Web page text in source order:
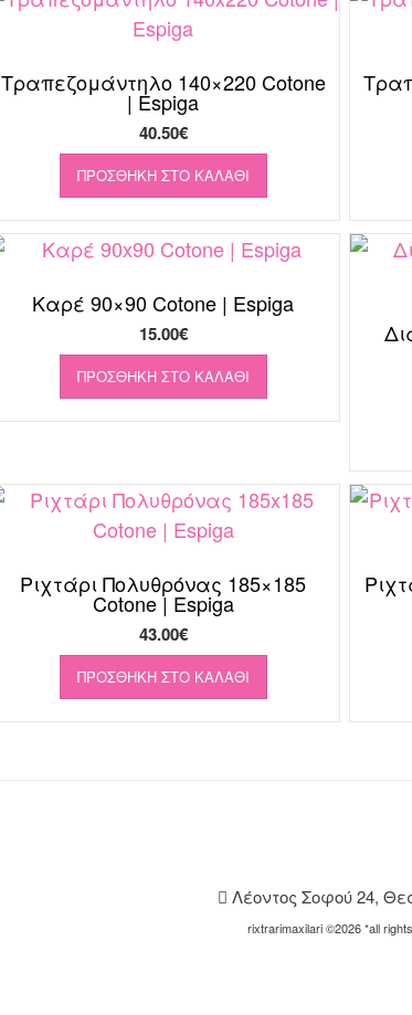
Τραπεζομάντηλο 140×220 Cotone
| Espiga
40.50€
ΠΡΟΣΘΉΚΗ ΣΤΟ ΚΑΛΆΘΙ
Καρέ 90×90 Cotone | Espiga
15.00€
ΠΡΟΣΘΉΚΗ ΣΤΟ ΚΑΛΆΘΙ
Ριχτάρι Πολυθρόνας 185×185
Cotone | Espiga
43.00€
ΠΡΟΣΘΉΚΗ ΣΤΟ ΚΑΛΆΘΙ
Λέοντος Σοφού 24,
rixtrarimaxilari ©2026 *all